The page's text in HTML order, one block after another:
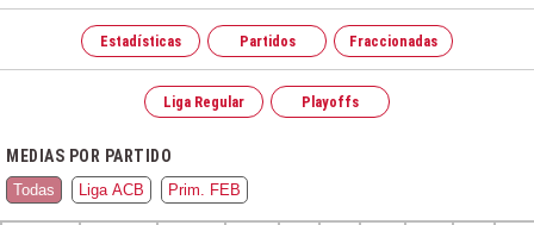
Estadísticas Partidos Fraccionadas
Liga Regular Playoffs
MEDIAS POR PARTIDO
Todas Liga ACB Prim. FEB